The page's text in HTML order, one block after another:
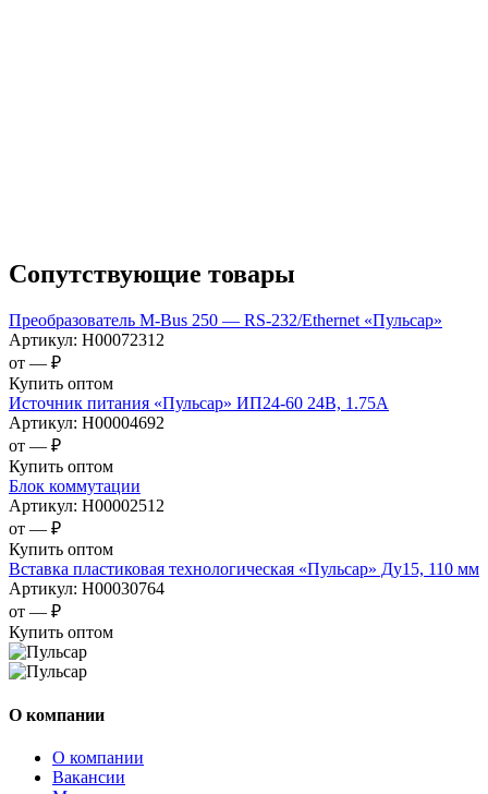
Сопутствующие товары
Преобразователь M-Bus 250 — RS-232/Ethernet «Пульсар»
Артикул: Н00072312
от — ₽
Купить оптом
Источник питания «Пульсар» ИП24-60 24В, 1.75А
Артикул: Н00004692
от — ₽
Купить оптом
Блок коммутации
Артикул: Н00002512
от — ₽
Купить оптом
Вставка пластиковая технологическая «Пульсар» Ду15, 110 мм
Артикул: Н00030764
от — ₽
Купить оптом
О компании
О компании
Вакансии